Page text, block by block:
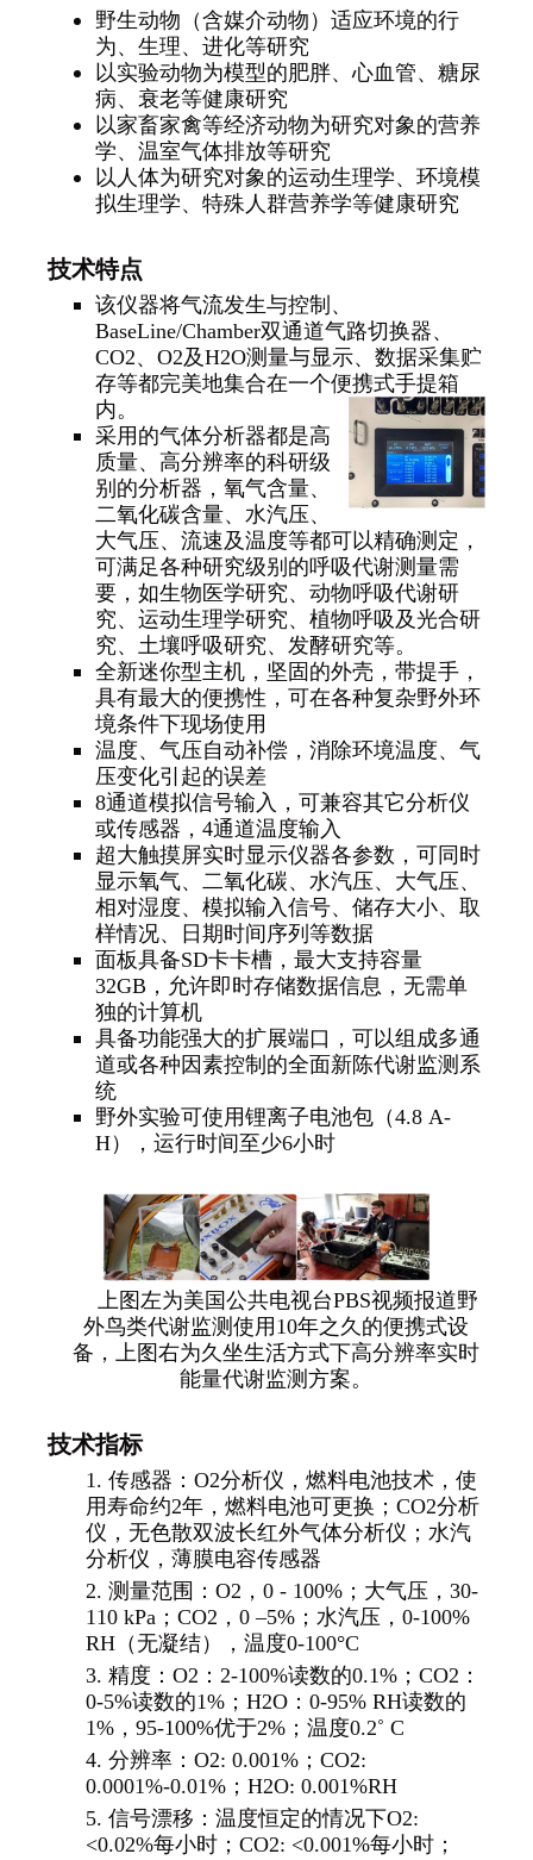
野生动物（含媒介动物）适应环境的行
为、生理、进化等研究
以实验动物为模型的肥胖、心血管、糖尿
病、衰老等健康研究
以家畜家禽等经济动物为研究对象的营养
学、温室气体排放等研究
以人体为研究对象的运动生理学、环境模
拟生理学、特殊人群营养学等健康研究
技术特点
该仪器将气流发生与控制、
BaseLine/Chamber双通道气路切换器、
CO2、O2及H2O测量与显示、数据采集贮
存等都完美地集合在一个便携式手提箱
内。
采用的气体分析器都是高
质量、高分辨率的科研级
别的分析器，氧气含量、
二氧化碳含量、水汽压、
大气压、流速及温度等都可以精确测定，
可满足各种研究级别的呼吸代谢测量需
要，如生物医学研究、动物呼吸代谢研
究、运动生理学研究、植物呼吸及光合研
究、土壤呼吸研究、发酵研究等。
全新迷你型主机，坚固的外壳，带提手，
具有最大的便携性，可在各种复杂野外环
境条件下现场使用
温度、气压自动补偿，消除环境温度、气
压变化引起的误差
8通道模拟信号输入，可兼容其它分析仪
或传感器，4通道温度输入
超大触摸屏实时显示仪器各参数，可同时
显示氧气、二氧化碳、水汽压、大气压、
相对湿度、模拟输入信号、储存大小、取
样情况、日期时间序列等数据
面板具备SD卡卡槽，最大支持容量
32GB，允许即时存储数据信息，无需单
独的计算机
具备功能强大的扩展端口，可以组成多通
道或各种因素控制的全面新陈代谢监测系
统
野外实验可使用锂离子电池包（4.8 A-
H），运行时间至少6小时
上图左为美国公共电视台PBS视频报道野
外鸟类代谢监测使用10年之久的便携式设
备，上图右为久坐生活方式下高分辨率实时
能量代谢监测方案。
技术指标
1. 传感器：O2分析仪，燃料电池技术，使
用寿命约2年，燃料电池可更换；CO2分析
仪，无色散双波长红外气体分析仪；水汽
分析仪，薄膜电容传感器
2. 测量范围：O2，0 - 100%；大气压，30-
110 kPa；CO2，0 –5%；水汽压，0-100%
RH（无凝结），温度0-100°C
3. 精度：O2：2-100%读数的0.1%；CO2：
0-5%读数的1%；H2O：0-95% RH读数的
1%，95-100%优于2%；温度0.2˚ C
4. 分辨率：O2: 0.001%；CO2:
0.0001%-0.01%；H2O: 0.001%RH
5. 信号漂移：温度恒定的情况下O2:
<0.02%每小时；CO2: <0.001%每小时；